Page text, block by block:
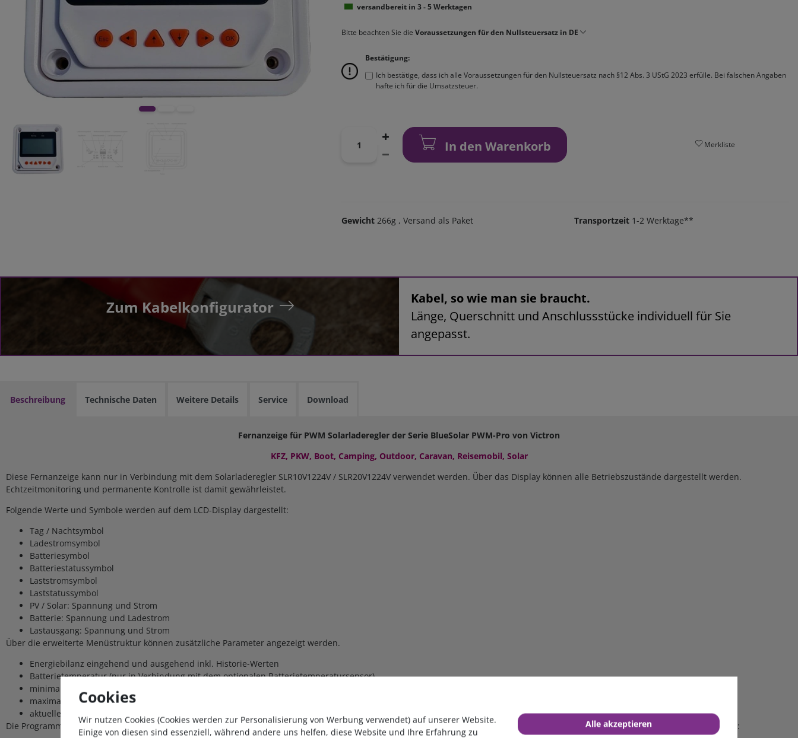
versandbereit in 3 - 5 Werktagen
Bitte beachten Sie die Voraussetzungen für den Nullsteuersatz in DE
Bestätigung:
Ich bestätige, dass ich alle Voraussetzungen für den Nullsteuersatz nach §12 Abs. 3 UStG 2023 erfülle. Bei falschen Angaben
hafte ich für die Umsatzsteuer.
In den Warenkorb Merkliste
Gewicht 266g , Versand als Paket Transportzeit 1-2 Werktage**
Zum Kabelkonfigurator
Kabel, so wie man sie braucht.
Länge, Querschnitt und Anschlussstücke individuell für Sie
angepasst.
Beschreibung Technische Daten Weitere Details Service Download
Fernanzeige für PWM Solarladeregler der Serie BlueSolar PWM-Pro von Victron
KFZ, PKW, Boot, Camping, Outdoor, Caravan, Reisemobil, Solar
Diese Fernanzeige kann nur in Verbindung mit dem Solarladeregler SLR10V1224V / SLR20V1224V verwendet werden. Über das Display können alle Betriebszustände dargestellt werden.
Echtzeitmonitoring und permanente Kontrolle ist damit gewährleistet.
Folgende Werte und Symbole werden auf dem LCD-Display dargestellt:
Tag / Nachtsymbol
Ladestromsymbol
Batteriesymbol
Batteriestatussymbol
Laststromsymbol
Laststatussymbol
PV / Solar: Spannung und Strom
Batterie: Spannung und Ladestrom
Lastausgang: Spannung und Strom
Über die erweiterte Menüstruktur können zusätzliche Parameter angezeigt werden.
Energiebilanz eingehend und ausgehend inkl. Historie-Werten
Batterietemperatur (nur in Verbindung mit dem optionalen Batterietemperatursensor)
minimale Batteriespannung
maximale Batteriespannung
aktuelle Ladestufe
Die Programmierung - abweichend von den Standardeinstellungen - wird ebenfalls über die Fernanzeige ausgeführt. Folgende Parameter können benutzerdefiniert angepasst werden:
Cookies
Wir nutzen Cookies (Cookies werden zur Personalisierung von Werbung verwendet) auf unserer Website.
Einige von diesen sind essenziell, während andere uns helfen, diese Website und Ihre Erfahrung zu
Alle akzeptieren